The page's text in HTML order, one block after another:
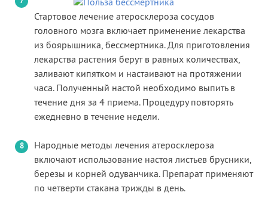
Стартовое лечение атеросклероза сосудов
головного мозга включает применение лекарства
из боярышника, бессмертника. Для приготовления
лекарства растения берут в равных количествах,
заливают кипятком и настаивают на протяжении
часа. Полученный настой необходимо выпить в
течение дня за 4 приема. Процедуру повторять
ежедневно в течение недели.
Народные методы лечения атеросклероза
включают использование настоя листьев брусники,
березы и корней одуванчика. Препарат применяют
по четверти стакана трижды в день.